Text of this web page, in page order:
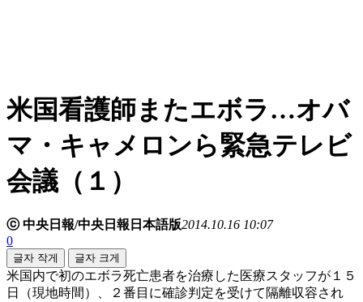
米国看護師またエボラ…オバ
マ・キャメロンら緊急テレビ
会議（１）
ⓒ 中央日報/中央日報日本語版2014.10.16 10:07
0
글자 작게 글자 크게
米国内で初のエボラ死亡患者を治療した医療スタッフが１５
日（現地時間）、２番目に確診判定を受けて隔離収容され